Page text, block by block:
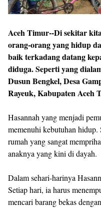
Aceh Timur--Di sekitar
orang-orang yang hidup
baik terkadang datang
diduga. Seperti yang
Dusun Bengkel, Desa
Rayeuk, Kabupaten Aceh
Hasannah yang menjadi
memenuhi kebutuhan
rumah yang sangat
anaknya yang kini di dayah.
Dalam sehari-harinya
Setiap hari, ia harus
mencari barang bekas